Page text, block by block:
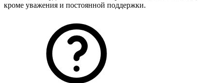
кроме уважения и постоянной поддержки.